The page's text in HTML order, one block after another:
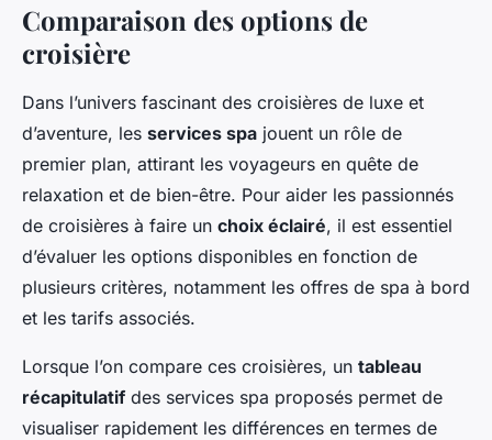
Comparaison des options de
croisière
Dans l’univers fascinant des croisières de luxe et
d’aventure, les services spa jouent un rôle de
premier plan, attirant les voyageurs en quête de
relaxation et de bien-être. Pour aider les passionnés
de croisières à faire un choix éclairé, il est essentiel
d’évaluer les options disponibles en fonction de
plusieurs critères, notamment les offres de spa à bord
et les tarifs associés.
Lorsque l’on compare ces croisières, un tableau
récapitulatif des services spa proposés permet de
visualiser rapidement les différences en termes de